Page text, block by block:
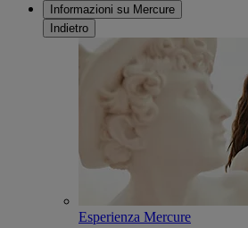
Informazioni su Mercure
Indietro
Esperienza Mercure